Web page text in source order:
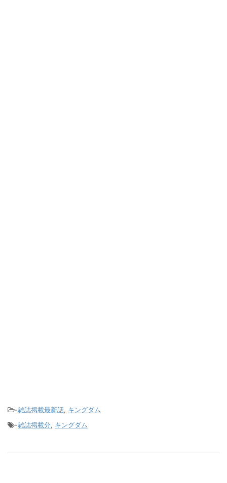
-雑誌掲載最新話, キングダム
-雑誌掲載分, キングダム